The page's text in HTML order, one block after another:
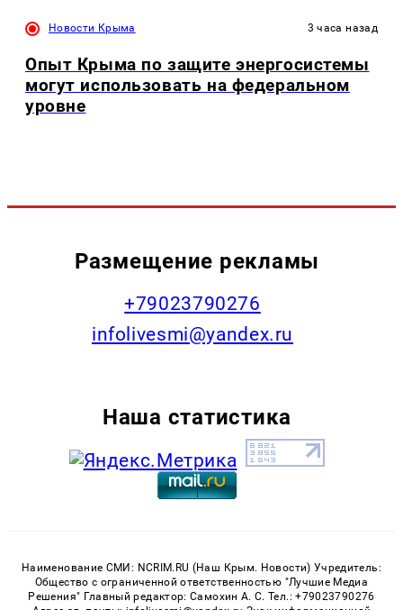
Новости Крыма 3 часа назад
Опыт Крыма по защите энергосистемы
могут использовать на федеральном
уровне
Размещение рекламы
+79023790276
infolivesmi@yandex.ru
Наша статистика
Наименование СМИ: NCRIM.RU (Наш Крым. Новости) Учредитель:
Общество с ограниченной ответственностью "Лучшие Медиа
Решения" Главный редактор: Самохин А. С. Тел.: +79023790276